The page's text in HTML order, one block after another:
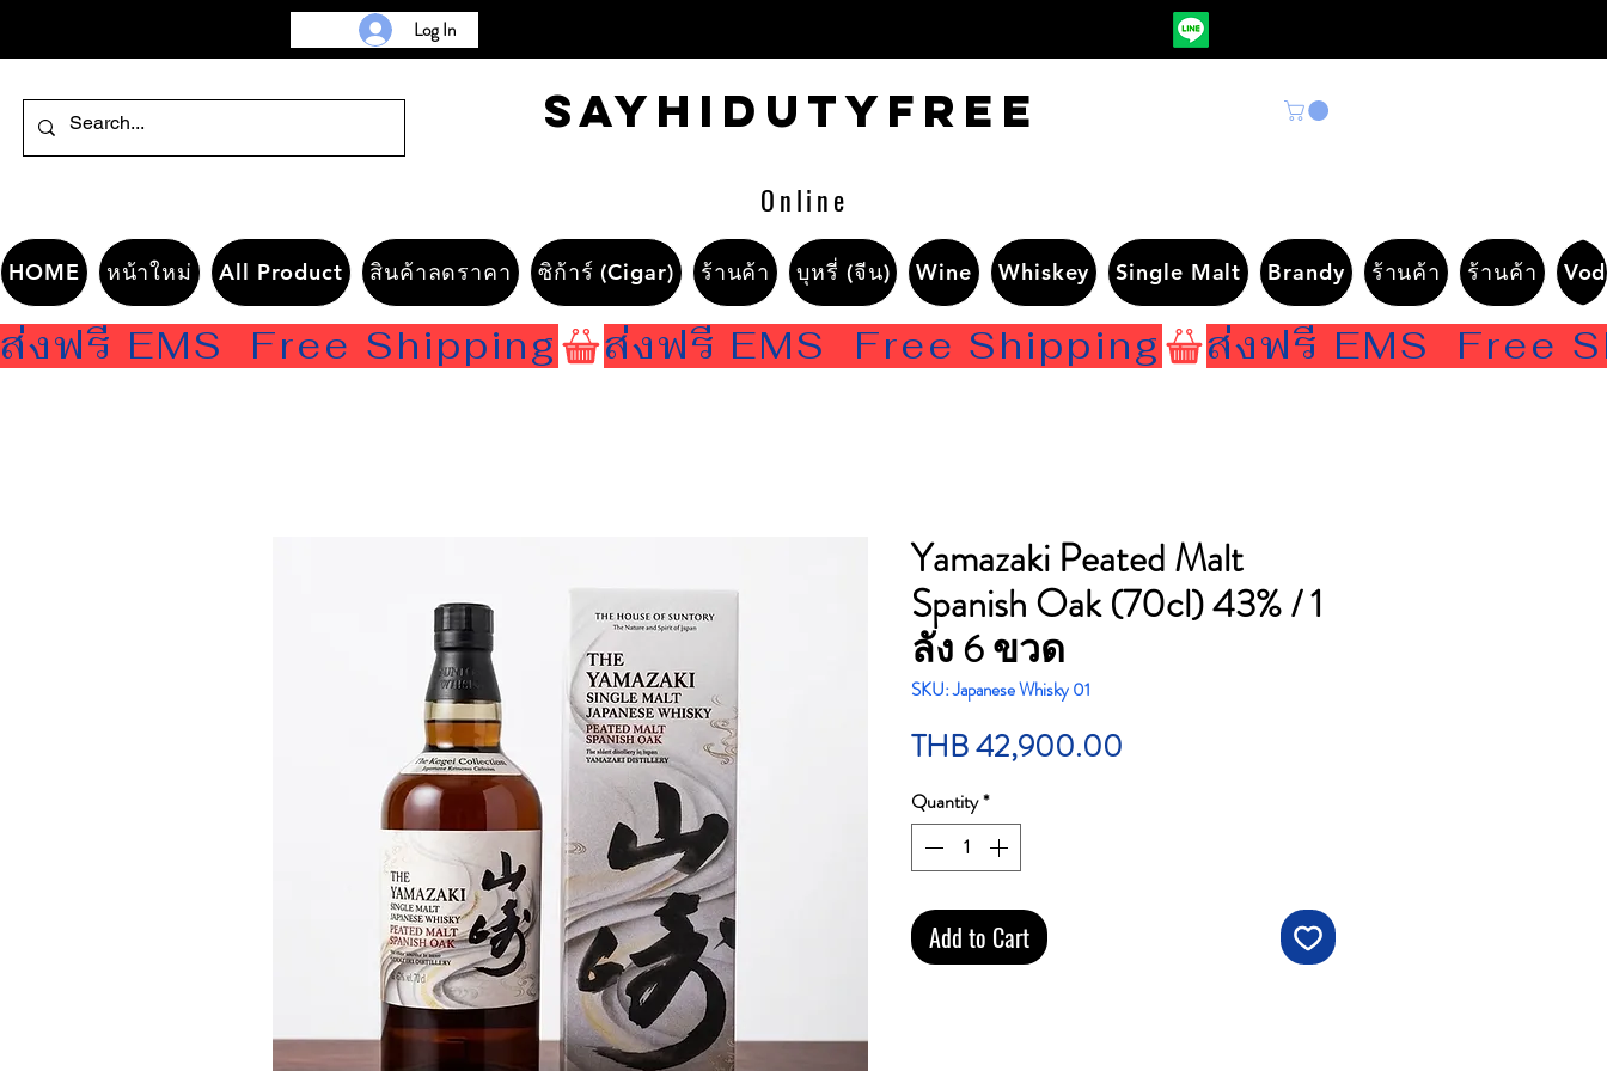
Log In
Sayhidutyfree
Online
HOME หน้าใหม่ All Product สินค้าลดราคา ซิก้าร์ (Cigar) ร้านค้า บุหรี่ (จีน) Wine Whiskey Single Malt Brandy ร้านค้า ร้านค้า
ส่งฟรี EMS  Free Shipping
Yamazaki Peated Malt
Spanish Oak (70cl) 43% / 1
ลัง 6 ขวด
SKU: Japanese Whisky 01
THB 42,900.00
Quantity*
Add to Cart